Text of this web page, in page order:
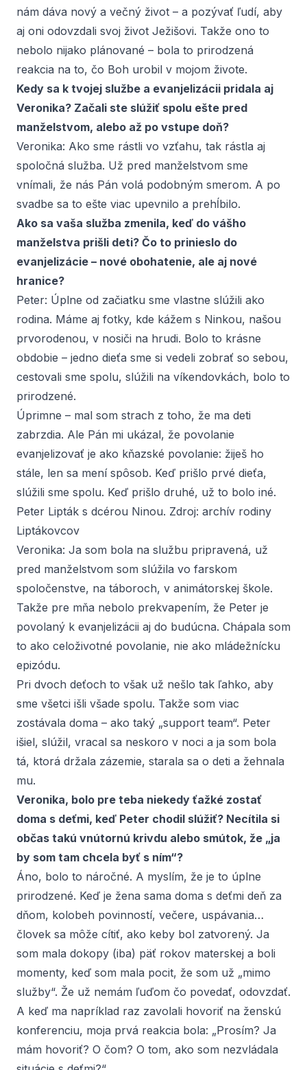
nám dáva nový a večný život – a pozývať ľudí, aby
aj oni odovzdali svoj život Ježišovi. Takže ono to
nebolo nijako plánované – bola to prirodzená
reakcia na to, čo Boh urobil v mojom živote.
Kedy sa k tvojej službe a evanjelizácii pridala aj
Veronika? Začali ste slúžiť spolu ešte pred
manželstvom, alebo až po vstupe doň?
Veronika: Ako sme rástli vo vzťahu, tak rástla aj
spoločná služba. Už pred manželstvom sme
vnímali, že nás Pán volá podobným smerom. A po
svadbe sa to ešte viac upevnilo a prehĺbilo.
Ako sa vaša služba zmenila, keď do vášho
manželstva prišli deti? Čo to prinieslo do
evanjelizácie – nové obohatenie, ale aj nové
hranice?
Peter: Úplne od začiatku sme vlastne slúžili ako
rodina. Máme aj fotky, kde kážem s Ninkou, našou
prvorodenou, v nosiči na hrudi. Bolo to krásne
obdobie – jedno dieťa sme si vedeli zobrať so sebou,
cestovali sme spolu, slúžili na víkendovkách, bolo to
prirodzené.
Úprimne – mal som strach z toho, že ma deti
zabrzdia. Ale Pán mi ukázal, že povolanie
evanjelizovať je ako kňazské povolanie: žiješ ho
stále, len sa mení spôsob. Keď prišlo prvé dieťa,
slúžili sme spolu. Keď prišlo druhé, už to bolo iné.
Peter Lipták s dcérou Ninou. Zdroj: archív rodiny
Liptákovcov
Veronika: Ja som bola na službu pripravená, už
pred manželstvom som slúžila vo farskom
spoločenstve, na táboroch, v animátorskej škole.
Takže pre mňa nebolo prekvapením, že Peter je
povolaný k evanjelizácii aj do budúcna. Chápala som
to ako celoživotné povolanie, nie ako mládežnícku
epizódu.
Pri dvoch deťoch to však už nešlo tak ľahko, aby
sme všetci išli všade spolu. Takže som viac
zostávala doma – ako taký „support team“. Peter
išiel, slúžil, vracal sa neskoro v noci a ja som bola
tá, ktorá držala zázemie, starala sa o deti a žehnala
mu.
Veronika, bolo pre teba niekedy ťažké zostať
doma s deťmi, keď Peter chodil slúžiť? Necítila si
občas takú vnútornú krivdu alebo smútok, že „ja
by som tam chcela byť s ním“?
Áno, bolo to náročné. A myslím, že je to úplne
prirodzené. Keď je žena sama doma s deťmi deň za
dňom, kolobeh povinností, večere, uspávania…
človek sa môže cítiť, ako keby bol zatvorený. Ja
som mala dokopy (iba) päť rokov materskej a boli
momenty, keď som mala pocit, že som už „mimo
služby“. Že už nemám ľuďom čo povedať, odovzdať.
A keď ma napríklad raz zavolali hovoriť na ženskú
konferenciu, moja prvá reakcia bola: „Prosím? Ja
mám hovoriť? O čom? O tom, ako som nezvládala